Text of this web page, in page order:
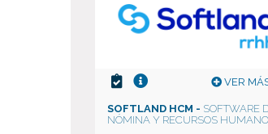
VER
SOFTLAND HCM - SOFTWARE
NÓMINA Y RECURSOS